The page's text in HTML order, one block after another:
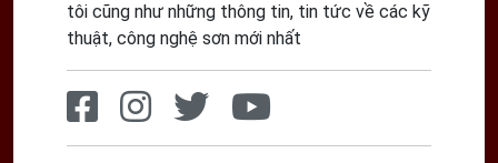
tôi cũng như những thông tin, tin tức về các kỹ
thuật, công nghệ sơn mới nhất